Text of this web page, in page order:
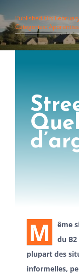
Published On:
Categories:
M
ême
du B2
plupart des
informelles,